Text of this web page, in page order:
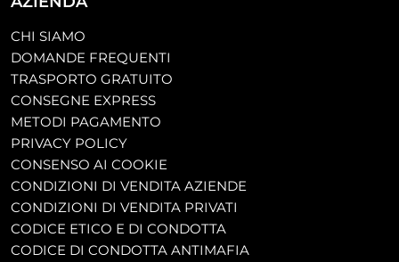
CHI SIAMO
DOMANDE FREQUENTI
TRASPORTO GRATUITO
CONSEGNE EXPRESS
METODI PAGAMENTO
PRIVACY POLICY
CONSENSO AI COOKIE
CONDIZIONI DI VENDITA AZIENDE
CONDIZIONI DI VENDITA PRIVATI
CODICE ETICO E DI CONDOTTA
CODICE DI CONDOTTA ANTIMAFIA